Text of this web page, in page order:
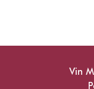
Vin